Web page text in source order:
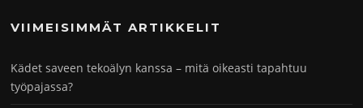
VIIMEISIMMÄT ARTIKKELIT
Kädet saveen tekoälyn kanssa – mitä oikeasti tapahtuu
työpajassa?